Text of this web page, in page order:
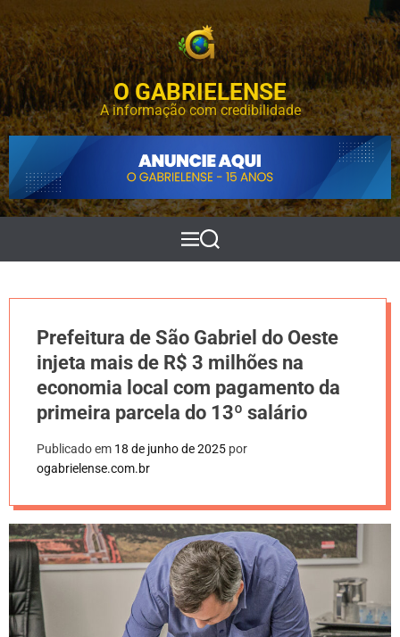
k
p
t
o
c
o
n
t
e
O GABRIELENSE
A informação com credibilidade
M
e
P
e
s
r
Prefeitura de São Gabriel do Oeste
injeta mais de R$ 3 milhões na
economia local com pagamento da
primeira parcela do 13º salário
Publicado em 18 de junho de 2025 por
ogabrielense.com.br